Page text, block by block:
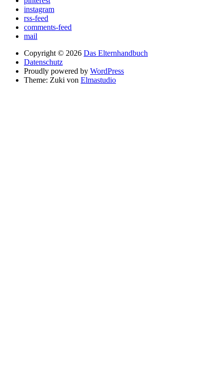
instagram
rss-feed
comments-feed
mail
Copyright © 2026 Das Elternhandbuch
Datenschutz
Proudly powered by WordPress
Theme: Zuki von Elmastudio